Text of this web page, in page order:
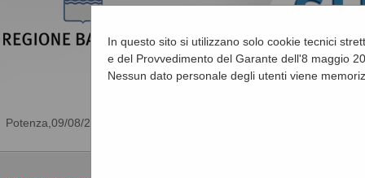
09/08/2026 08:27
In questo sito si utilizzano solo cookie tecnici
e del Provvedimento del Garante dell'8 maggio
Nessun dato personale degli utenti viene